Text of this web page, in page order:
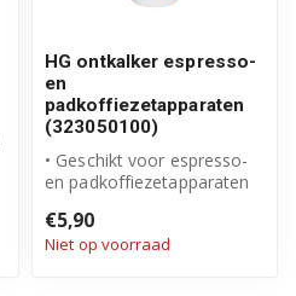
HG ontkalker espresso-
en
padkoffiezetapparaten
(323050100)
• Geschikt voor espresso-
en padkoffiezetapparaten
€5,90
Niet op voorraad